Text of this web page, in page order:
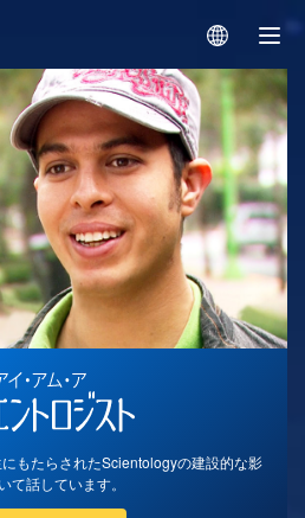
もたらされたScientologyの建設的な影
て話しています。